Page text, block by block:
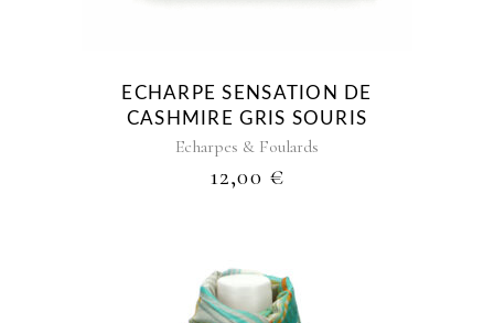
ECHARPE SENSATION DE
CASHMIRE GRIS SOURIS
Echarpes & Foulards
12,00 €